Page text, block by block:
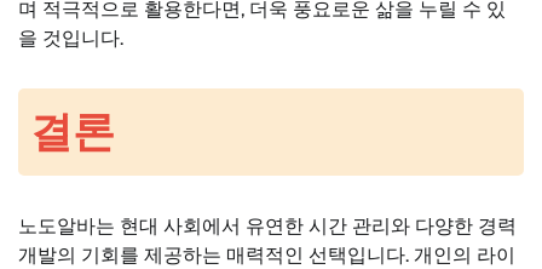
며 적극적으로 활용한다면, 더욱 풍요로운 삶을 누릴 수 있
을 것입니다.
결론
노도알바는 현대 사회에서 유연한 시간 관리와 다양한 경력
개발의 기회를 제공하는 매력적인 선택입니다. 개인의 라이